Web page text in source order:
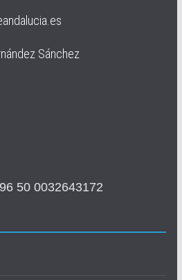
Sánchez
50 0032643172